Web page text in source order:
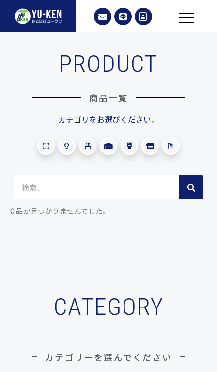
PRODUCT
商品一覧
カテゴリをお選びください。
商品が見つかりませんでした。
CATEGORY
カテゴリーを選んでください